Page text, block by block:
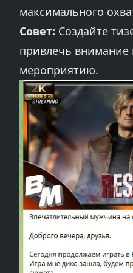
максимального
Совет: Создайте
привлечь внимание
мероприятию.